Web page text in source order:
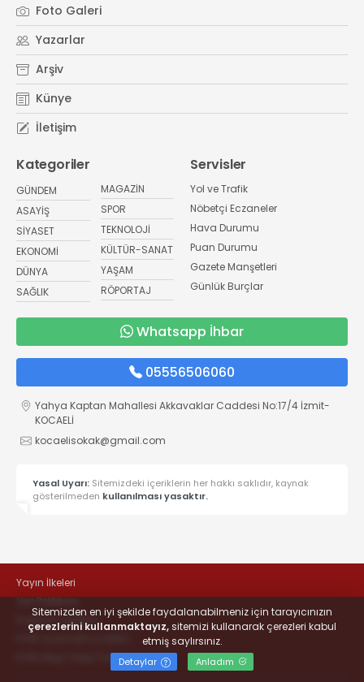
Foto Galeri
Yazarlar
Arşiv
Künye
İletişim
Kategoriler
GÜNDEM
ASAYİŞ
SİYASET
EKONOMİ
DÜNYA
SAĞLIK
MAGAZİN
SPOR
TEKNOLOJİ
KÜLTÜR-SANAT
YAŞAM
RÖPORTAJ
Servisler
Yol ve Trafik
Nöbetçi Eczaneler
Hava Durumu
Puan Durumu
Gazete Manşetleri
Günlük Burçlar
Whatsapp İhbar
05556506060
Yahya Kaptan Mahallesi Akkavaklar Caddesi No:17/4 İzmit-
KOCAELİ
kocaelisokak@gmail.com
Yasal Uyarı: Sitemizdeki içeriklerin her hakkı saklıdır, kaynak
gösterilmeden kullanılması yasaktır.
Yayın İlkeleri
Veri Politikası
Kullanım Şartları
KVKK Bilgi Talep Formu
Sitemizden en iyi şekilde faydalanabilmeniz için tarayıcınızın
çerezlerini kullanmaktayız,sitemizi kullanarak çerezleri kabul
etmiş saylırsınız.
Detaylar Anladım